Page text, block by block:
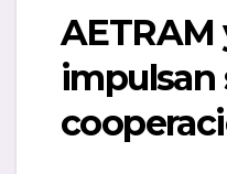
AETRAM
impulsan